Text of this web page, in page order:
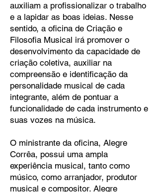
auxiliam a profissionalizar o trabalho
e a lapidar as boas ideias. Nesse
sentido, a oficina de Criação e
Filosofia Musical irá promover o
desenvolvimento da capacidade de
criação coletiva, auxiliar na
compreensão e identificação da
personalidade musical de cada
integrante, além de pontuar a
funcionalidade de cada instrumento e
suas vozes na música.
O ministrante da oficina, Alegre
Corrêa, possui uma ampla
experiência musical, tanto como
músico, como arranjador, produtor
musical e compositor. Alegre